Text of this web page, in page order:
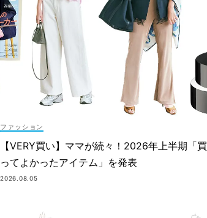
ファッション
【VERY買い】ママが続々！2026年上半期「買
ってよかったアイテム」を発表
2026.08.05